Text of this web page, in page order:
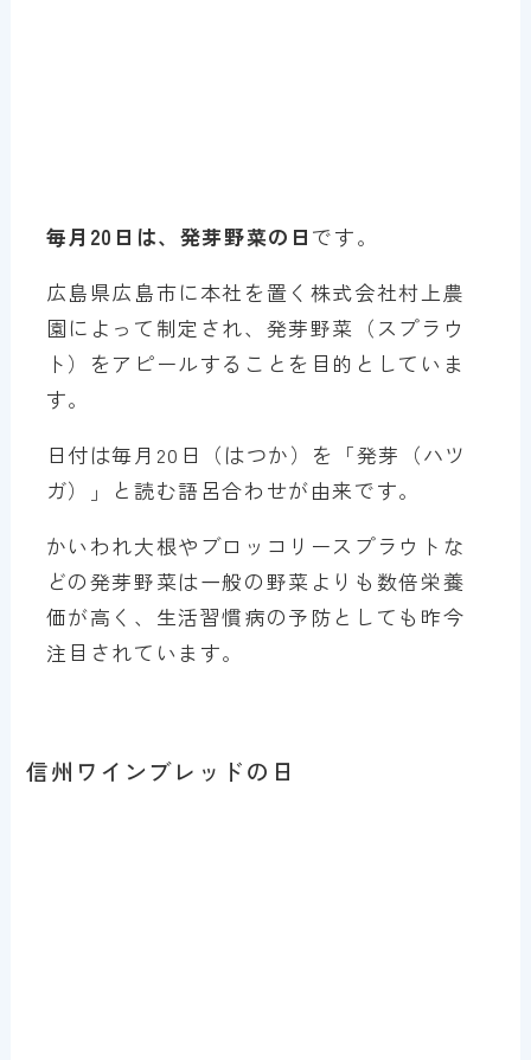
毎月20日は、発芽野菜の日 です。
広島県広島市に本社を置く株式会社村上農
園によって制定され、発芽野菜（スプラウ
ト）をアピールすることを目的としていま
す。
日付は毎月20日（はつか）を「発芽（ハツ
ガ）」と読む語呂合わせが由来です。
かいわれ大根やブロッコリースプラウトな
どの発芽野菜は一般の野菜よりも数倍栄養
価が高く、生活習慣病の予防としても昨今
注目されています。
信州ワインブレッドの日